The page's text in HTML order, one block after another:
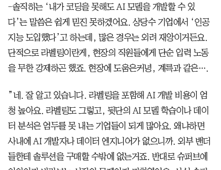
-솔직히는 ‘내가 코딩을 못해도 AI 모델을 개발할 수 있
다’는 말씀은 쉽게 믿진 못하겠어요. 상당수 기업에서 ‘인공
지능 도입했다’고 하는데, 많은 경우는 외려 재앙이거든요.
단적으로 라벨링이란게, 현장의 직원들에게 단순 입력 노동
을 무한 강제하곤 했죠. 현장에 도움은커녕, 계륵과 같은….
”네. 잘 알고 있습니다. 라벨링을 포함해 AI 개발 비용이 엄
청 높아요. 라벨링도 그렇고, 뒷단의 AI 모델 학습이나 데이
터 분석은 엄두를 못 내는 기업들이 되게 많아요. 왜냐하면
사내에 AI 개발자나 데이터 엔지니어가 없으니까. 외부 밴더
들한테 솔루션을 구매할 수밖에 없는거죠. 반대로 슈퍼브에